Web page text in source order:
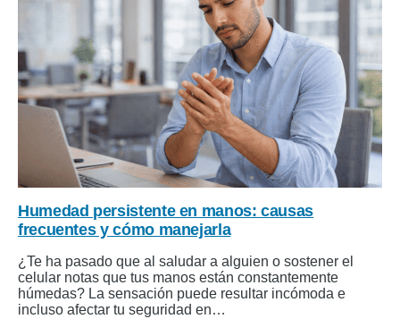
Humedad persistente en manos: causas
frecuentes y cómo manejarla
¿Te ha pasado que al saludar a alguien o sostener el
celular notas que tus manos están constantemente
húmedas? La sensación puede resultar incómoda e
incluso afectar tu seguridad en…